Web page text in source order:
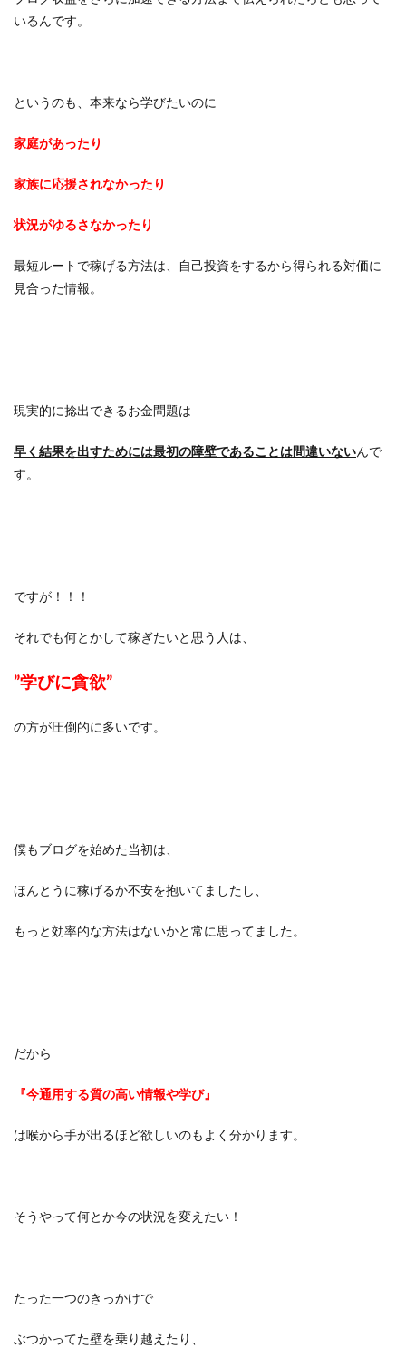
いるんです。
というのも、本来なら学びたいのに
家庭があったり
家族に応援されなかったり
状況がゆるさなかったり
最短ルートで稼げる方法は、自己投資をするから得られる対価に
見合った情報。
現実的に捻出できるお金問題は
早く結果を出すためには最初の障壁であることは間違いないんで
す。
ですが！！！
それでも何とかして稼ぎたいと思う人は、
”学びに貪欲”
の方が圧倒的に多いです。
僕もブログを始めた当初は、
ほんとうに稼げるか不安を抱いてましたし、
もっと効率的な方法はないかと常に思ってました。
だから
『今通用する質の高い情報や学び』
は喉から手が出るほど欲しいのもよく分かります。
そうやって何とか今の状況を変えたい！
たった一つのきっかけで
ぶつかってた壁を乗り越えたり、